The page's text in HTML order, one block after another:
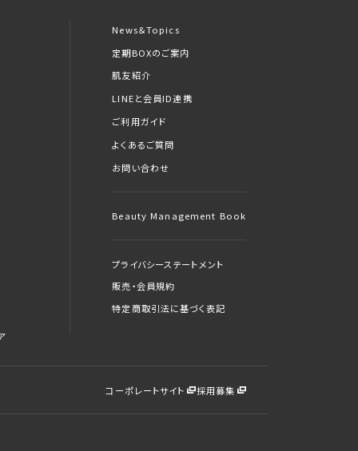
News＆Topics
定期BOXのご案内
肌友紹介
LINEと会員ID連携
ご利用ガイド
よくあるご質問
お問い合わせ
Beauty Management Book
プライバシーステートメント
販売・会員規約
特定商取引法に基づく表記
コーポレートサイト 採用募集